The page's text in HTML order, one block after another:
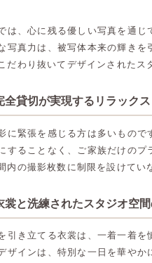
は、心に残る優しい写真を通
写真力は、被写体本来の輝き
だわり抜いてデザインされたス
全貸切が実現するリラック
に緊張を感じる方は多いもので
することなく、ご家族だけの
内の撮影枚数に制限を設けてい
裳と洗練されたスタジオ空
引き立てる衣裳は、一着一着
ザインは、特別な一日を華や